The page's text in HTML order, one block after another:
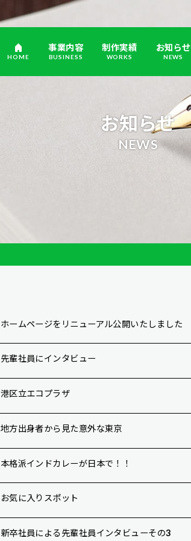
HOME
事業内容
BUSINESS
制作実績
WORKS
お知らせ
NEWS
お知らせ
NEWS
ホームページをリニューアル公開いたしました
先輩社員にインタビュー
港区立エコプラザ
地方出身者から見た意外な東京
本格派インドカレーが日本で！！
お気に入りスポット
新卒社員による先輩社員インタビューその3